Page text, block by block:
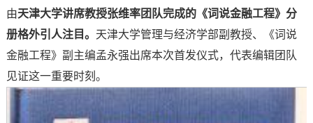
由天津大学讲席教授张维率团队完成的《词说金融工程》分
册格外引人注目。 天津大学管理与经济学部副教授、《词说
金融工程》副主编孟永强出席本次首发仪式，代表编辑团队
见证这一重要时刻。